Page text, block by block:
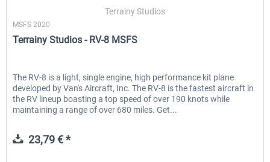
EmergencyDispatcherPro - 24h Free
0,00 € * 35,69 € *
Terrainy Studios
MSFS 2020
Terrainy Studios - RV-8 MSFS
The RV-8 is a light, single engine, high performance kit plane
developed by Van's Aircraft, Inc. The RV-8 is the fastest aircraft in
the RV lineup boasting a top speed of over 190 knots while
maintaining a range of over 680 miles. Get...
23,79 € *